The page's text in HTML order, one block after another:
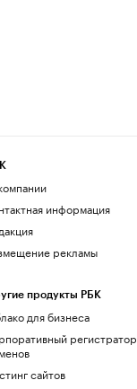
информация
рекламы
продукты РБК
для бизнеса
регистратор
сайтов